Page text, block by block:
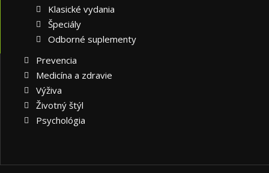
Klasické vydania
Špeciály
Odborné suplementy
Prevencia
Medicína a zdravie
Výživa
Životný štýl
Psychológia